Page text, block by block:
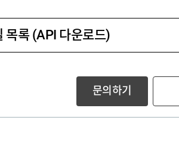
목록 (API 다운로드)
문의하기